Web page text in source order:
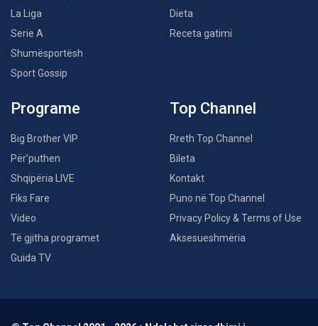
La Liga
Serie A
Shumësportësh
Sport Gossip
Dieta
Receta gatimi
Programe
Big Brother VIP
Për’puthen
Shqipëria LIVE
Fiks Fare
Video
Të gjitha programet
Guida TV
Top Channel
Rreth Top Channel
Bileta
Kontakt
Puno në Top Channel
Privacy Policy & Terms of Use
Aksesueshmëria